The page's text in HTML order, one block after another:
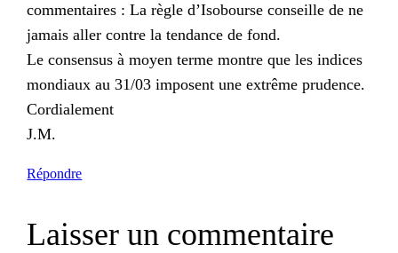
commentaires : La règle d’Isobourse conseille de ne
jamais aller contre la tendance de fond.
Le consensus à moyen terme montre que les indices
mondiaux au 31/03 imposent une extrême prudence.
Cordialement
J.M.
Répondre
Laisser un commentaire